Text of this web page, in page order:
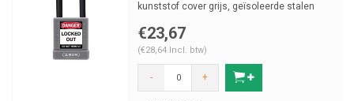
kunststof cover grijs, geïsoleerde stalen
€23,67
(€28,64 Incl. btw)
- +